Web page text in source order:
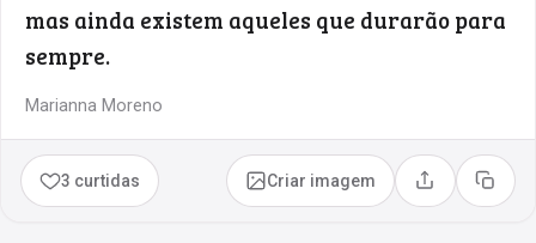
mas ainda existem aqueles que durarão para
sempre.
Marianna Moreno
3 curtidas Criar imagem Compartilhar
Copiar